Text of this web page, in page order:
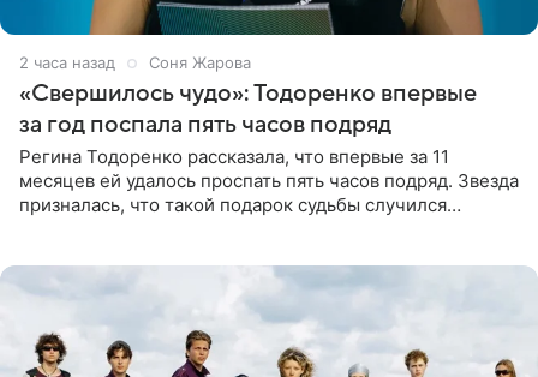
2 часа назад Соня Жарова
«Свершилось чудо»: Тодоренко впервые
за год поспала пять часов подряд
Регина Тодоренко рассказала, что впервые за 11
месяцев ей удалось проспать пять часов подряд. Звезда
призналась, что такой подарок судьбы случился